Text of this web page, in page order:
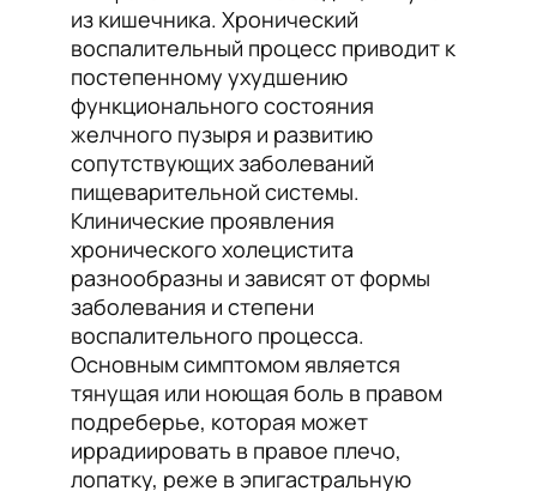
из кишечника. Хронический
воспалительный процесс приводит к
постепенному ухудшению
функционального состояния
желчного пузыря и развитию
сопутствующих заболеваний
пищеварительной системы.
Клинические проявления
хронического холецистита
разнообразны и зависят от формы
заболевания и степени
воспалительного процесса.
Основным симптомом является
тянущая или ноющая боль в правом
подреберье, которая может
иррадиировать в правое плечо,
лопатку, реже в эпигастральную